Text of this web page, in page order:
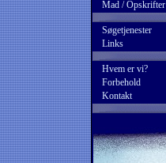
Mad / Opskrifter
Søgetjenester
Links
Hvem er vi?
Forbehold
Kontakt